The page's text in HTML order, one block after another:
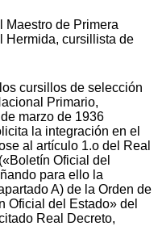
Maestro de Primera
Hermida, cursillista de
cursillos de selección
Primario,
marzo de 1936
la integración en el
al artículo 1.o del Real
Oficial del
para ello la
A) de la Orden de
Oficial del Estado» del
Real Decreto,